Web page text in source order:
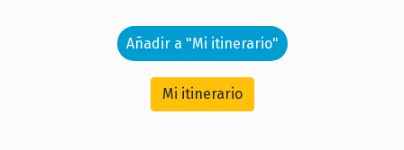
Añadir a "Mi itinerario"
Mi itinerario